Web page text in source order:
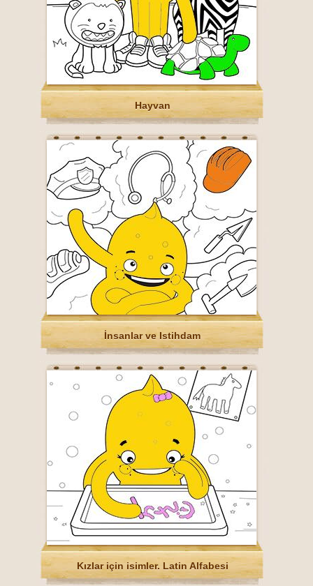
Hayvan
İnsanlar ve Istihdam
Kızlar için isimler. Latin Alfabesi